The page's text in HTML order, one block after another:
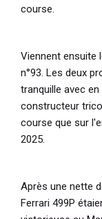
course.
Viennent ensuite
n°93. Les deux
tranquille avec en
constructeur
course que sur
2025.
Après une nette
Ferrari 499P